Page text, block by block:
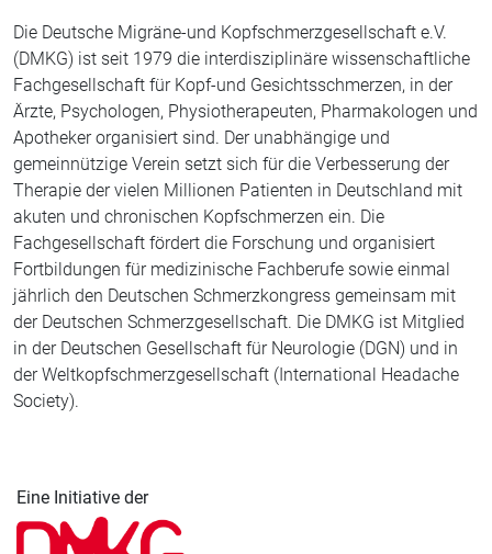
Die Deutsche Migräne-und Kopfschmerzgesellschaft e.V.
(DMKG) ist seit 1979 die interdisziplinäre wissenschaftliche
Fachgesellschaft für Kopf-und Gesichtsschmerzen, in der
Ärzte, Psychologen, Physiotherapeuten, Pharmakologen und
Apotheker organisiert sind. Der unabhängige und
gemeinnützige Verein setzt sich für die Verbesserung der
Therapie der vielen Millionen Patienten in Deutschland mit
akuten und chronischen Kopfschmerzen ein. Die
Fachgesellschaft fördert die Forschung und organisiert
Fortbildungen für medizinische Fachberufe sowie einmal
jährlich den Deutschen Schmerzkongress gemeinsam mit
der Deutschen Schmerzgesellschaft. Die DMKG ist Mitglied
in der Deutschen Gesellschaft für Neurologie (DGN) und in
der Weltkopfschmerzgesellschaft (International Headache
Society).
Eine Initiative der